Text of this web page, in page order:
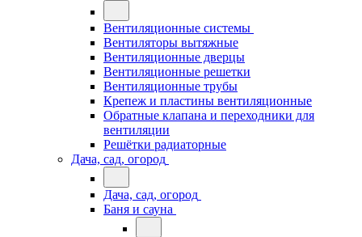
Вентиляционные системы
Вентиляторы вытяжные
Вентиляционные дверцы
Вентиляционные решетки
Вентиляционные трубы
Крепеж и пластины вентиляционные
Обратные клапана и переходники для
вентиляции
Решётки радиаторные
Дача, сад, огород
Дача, сад, огород
Баня и сауна